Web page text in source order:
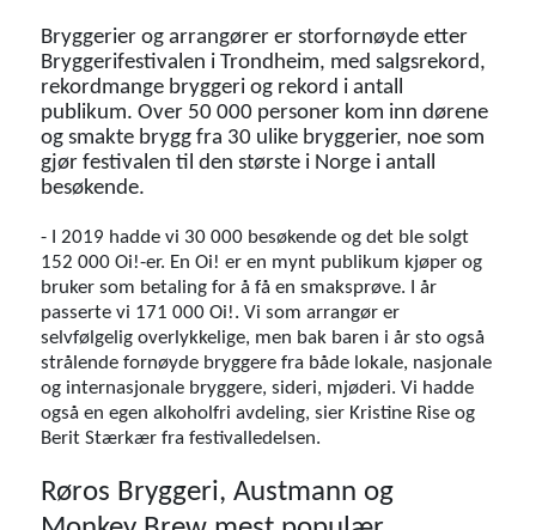
Bryggerier og arrangører er storfornøyde etter
Bryggerifestivalen i Trondheim, med salgsrekord,
rekordmange bryggeri og rekord i antall
publikum. Over 50 000 personer kom inn dørene
og smakte brygg fra 30 ulike bryggerier, noe som
gjør festivalen til den største i Norge i antall
besøkende.
- I 2019 hadde vi 30 000 besøkende og det ble solgt
152 000 Oi!-er. En Oi! er en mynt publikum kjøper og
bruker som betaling for å få en smaksprøve. I år
passerte vi 171 000 Oi!. Vi som arrangør er
selvfølgelig overlykkelige, men bak baren i år sto også
strålende fornøyde bryggere fra både lokale, nasjonale
og internasjonale bryggere, sideri, mjøderi. Vi hadde
også en egen alkoholfri avdeling, sier Kristine Rise og
Berit Stærkær fra festivalledelsen.
Røros Bryggeri, Austmann og